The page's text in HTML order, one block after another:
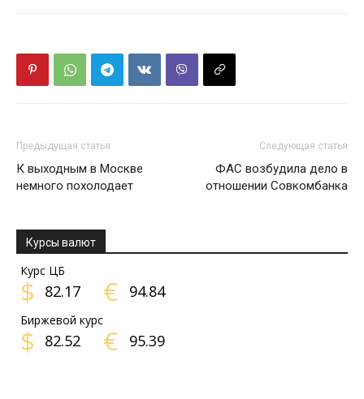
Предыдущая статья
К выходным в Москве
немного похолодает
Следующая статья
ФАС возбудила дело в
отношении Совкомбанка
Курсы валют
Курс ЦБ
$ 82.17 € 94.84
Биржевой курс
$ 82.52 € 95.39